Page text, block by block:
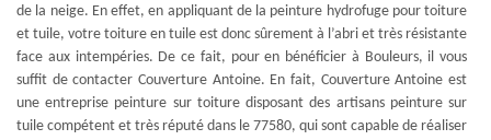
de la neige. En effet, en appliquant de la peinture hydrofuge pour toiture
et tuile, votre toiture en tuile est donc sûrement à l’abri et très résistante
face aux intempéries. De ce fait, pour en bénéficier à Bouleurs, il vous
suffit de contacter Couverture Antoine. En fait, Couverture Antoine est
une entreprise peinture sur toiture disposant des artisans peinture sur
tuile compétent et très réputé dans le 77580, qui sont capable de réaliser